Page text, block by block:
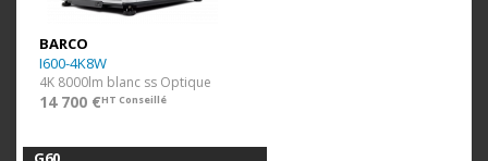
BARCO
I600-4K8W
4K 8000lm blanc ss Optique
14 700 €HT Conseillé